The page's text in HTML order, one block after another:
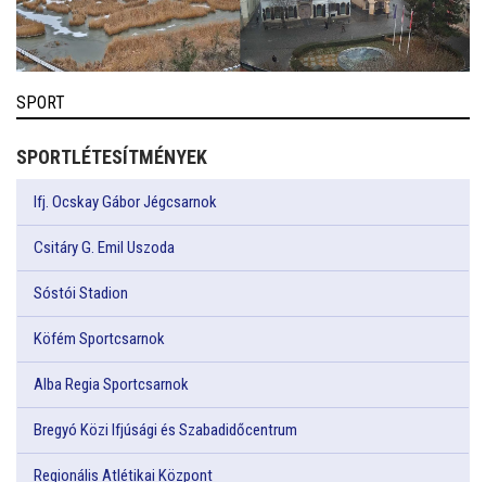
SPORT
SPORTLÉTESÍTMÉNYEK
Ifj. Ocskay Gábor Jégcsarnok
Csitáry G. Emil Uszoda
Sóstói Stadion
Köfém Sportcsarnok
Alba Regia Sportcsarnok
Bregyó Közi Ifjúsági és Szabadidőcentrum
Regionális Atlétikai Központ